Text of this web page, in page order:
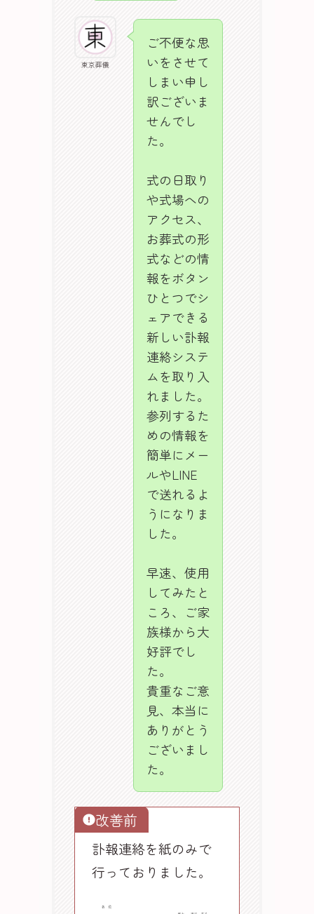
東京葬儀
ご不便な思
いをさせて
しまい申し
訳ございま
せんでし
た。
式の日取り
や式場への
アクセス、
お葬式の形
式などの情
報をボタン
ひとつでシ
ェアできる
新しい訃報
連絡システ
ムを取り入
れました。
参列するた
めの情報を
簡単にメー
ルやLINE
で送れるよ
うになりま
した。
早速、使用
してみたと
ころ、ご家
族様から大
好評でし
た。
貴重なご意
見、本当に
ありがとう
ございまし
た。
改善前
訃報連絡を紙のみで
行っておりました。